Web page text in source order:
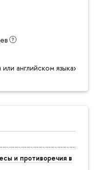
английском языках
и противоречия в